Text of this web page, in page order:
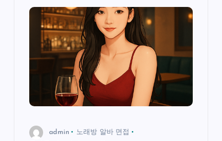
admin
노래방 알바 면접